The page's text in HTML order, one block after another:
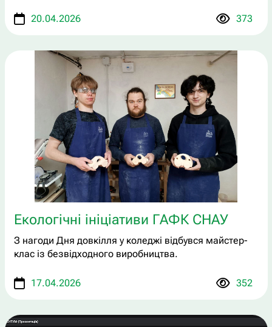
20.04.2026 373
Екологічні ініціативи ГАФК СНАУ
З нагоди Дня довкілля у коледжі відбувся майстер-
клас із безвідходного виробництва.
17.04.2026 352